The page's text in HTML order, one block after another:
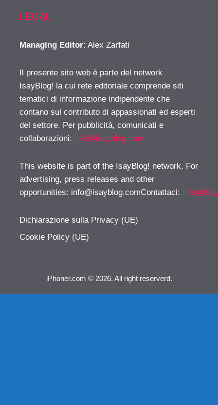
LEGAL
Managing Editor: Alex Zarfati
Il presente sito web è parte del network
IsayBlog! la cui rete editoriale comprende siti
tematici di informazione indipendente che
contano sul contributo di appassionati ed esperti
del settore. Per pubblicità, comunicati e
collaborazioni: info@isayblog.com
This website is part of the IsayBlog! network. For
advertising, press releases and other
opportunities: info@isayblog.comContattaci:
Dichiarazione sulla Privacy (UE)
Cookie Policy (UE)
iPhoner.com © 2026. All right reserverd.